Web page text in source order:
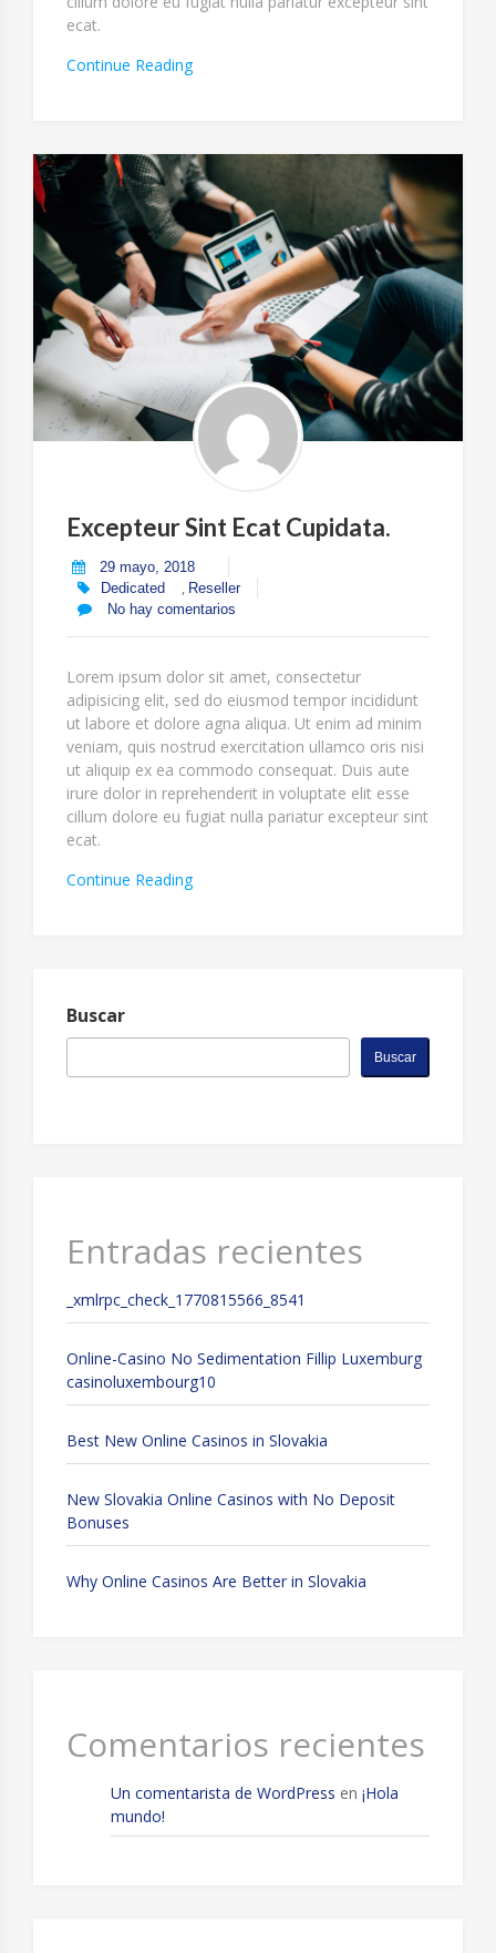
ecat.
Continue Reading“Dolores
Reiciendis”
Excepteur Sint Ecat Cupidata.
29 mayo, 2018
Dedicated
, Reseller
No hay comentarios
Lorem ipsum dolor sit amet, consectetur
adipisicing elit, sed do eiusmod tempor incididunt
ut labore et dolore agna aliqua. Ut enim ad minim
veniam, quis nostrud exercitation ullamco oris nisi
ut aliquip ex ea commodo consequat. Duis aute
irure dolor in reprehenderit in voluptate elit esse
cillum dolore eu fugiat nulla pariatur excepteur sint
ecat.
Continue Reading“Excepteur
Buscar
Buscar
Entradas recientes
_xmlrpc_check_1770815566_8541
Online-Casino No Sedimentation Fillip Luxemburg
casinoluxembourg10
Best New Online Casinos in Slovakia
New Slovakia Online Casinos with No Deposit
Bonuses
Why Online Casinos Are Better in Slovakia
Comentarios recientes
Un comentarista de WordPress en ¡Hola
mundo!